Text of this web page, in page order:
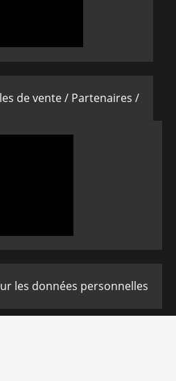
de vente / Partenaires /
les données personnelles